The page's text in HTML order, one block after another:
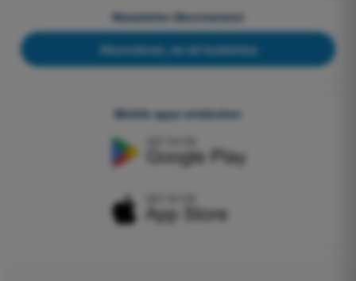
Newsletter-Abonnement
Abonnieren, es ist kostenlos
Mobile apps entdecken